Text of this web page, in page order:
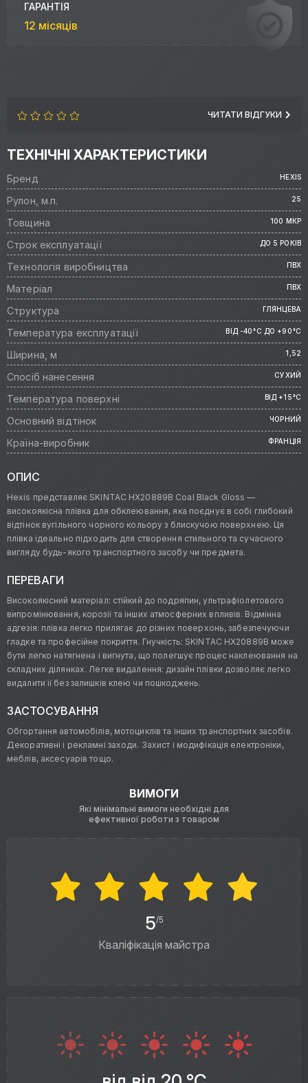
ЧИТАТИ ВІДГУКИ
ТЕХНІЧНІ ХАРАКТЕРИСТИКИ
Бренд HEXIS
Рулон, м.п. 25
Товщина 100 МКР
Строк експлуатації ДО 5 РОКІВ
Технологія виробництва ПВХ
Матеріал ПВХ
Структура ГЛЯНЦЕВА
Температура експлуатації ВІД -40°C ДО +90°C
Ширина, м 1,52
Спосіб нанесення СУХИЙ
Температура поверхні ВІД +15°C
Основний відтінок ЧОРНИЙ
Країна-виробник ФРАНЦІЯ
ГАРАНТІЯ
12 місяців
ОПИС
Hexis представляє SKINTAC HX20889B Coal Black Gloss —
високоякісна плівка для обклеювання, яка поєднує в собі глибокий
відтінок вугільного чорного кольору з блискучою поверхнею. Ця
плівка ідеально підходить для створення стильного та сучасного
вигляду будь-якого транспортного засобу чи предмета.
ПЕРЕВАГИ
Високоякісний матеріал: стійкий до подряпин, ультрафіолетового
випромінювання, корозії та інших атмосферних впливів. Відмінна
адгезія: плівка легко прилягає до різних поверхонь, забезпечуючи
гладке та професійне покриття. Гнучкість: SKINTAC HX20889B може
бути легко натягнена і вигнута, що полегшує процес наклеювання на
складних ділянках. Легке видалення: дизайн плівки дозволяє легко
видалити її без залишків клею чи пошкоджень.
ЗАСТОСУВАННЯ
Обгортання автомобілів, мотоциклів та інших транспортних засобів.
Декоративні і рекламні заходи. Захист і модифікація електроніки,
меблів, аксесуарів тощо.
ВИМОГИ
Які мінімальні вимоги необхідні для
ефективної роботи з товаром
5/5
Кваліфікація майстра